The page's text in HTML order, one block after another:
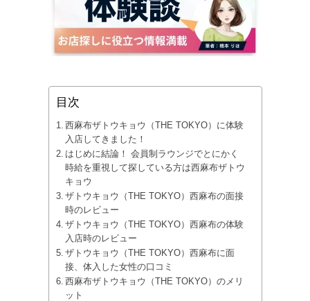
目次
西麻布ザトウキョウ（THE TOKYO）に体験
入店してきました！
はじめに結論！ 会員制ラウンジでとにかく
時給を重視して探している方は西麻布ザトウ
キョウ
ザトウキョウ（THE TOKYO）西麻布の面接
時のレビュー
ザトウキョウ（THE TOKYO）西麻布の体験
入店時のレビュー
ザトウキョウ（THE TOKYO）西麻布に面
接、体入した女性の口コミ
西麻布ザトウキョウ（THE TOKYO）のメリ
ット